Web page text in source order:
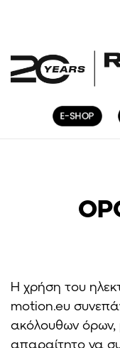
Η χρήση του
motion.eu
ακόλουθων όρων,
απαραίτητο να